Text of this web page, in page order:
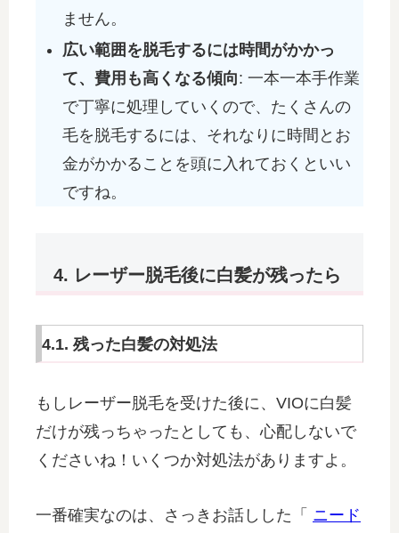
ません。
広い範囲を脱毛するには時間がかかっ
て、費用も高くなる傾向: 一本一本手作業
で丁寧に処理していくので、たくさんの
毛を脱毛するには、それなりに時間とお
金がかかることを頭に入れておくといい
ですね。
4. レーザー脱毛後に白髪が残ったら
4.1. 残った白髪の対処法
もしレーザー脱毛を受けた後に、VIOに白髪
だけが残っちゃったとしても、心配しないで
くださいね！いくつか対処法がありますよ。
一番確実なのは、さっきお話しした「 ニード